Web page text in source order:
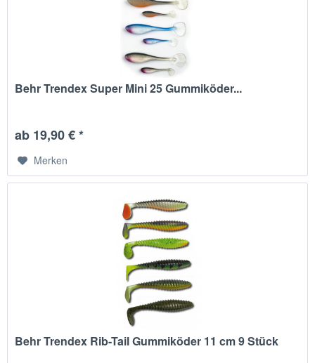
Behr Trendex Super Mini 25 Gummiköder...
ab 19,90 € *
Merken
Behr Trendex Rib-Tail Gummiköder 11 cm 9 Stück